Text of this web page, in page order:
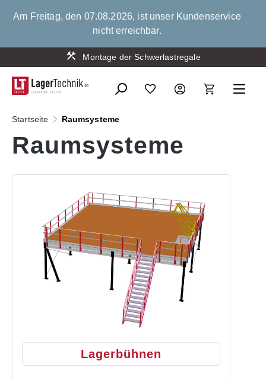
springen
Am Freitag, den 07.08.2026, ist unser Kundenservice
nicht erreichbar.
Montage der Schwerlastregale
Beratung & Planung
Startseite Raumsysteme
Raumsysteme
Lagerbühnen